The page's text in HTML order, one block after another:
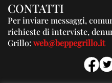
CONTATTI
Per inviare messaggi,
richieste di interviste,
Grillo:web@beppegrillo.it